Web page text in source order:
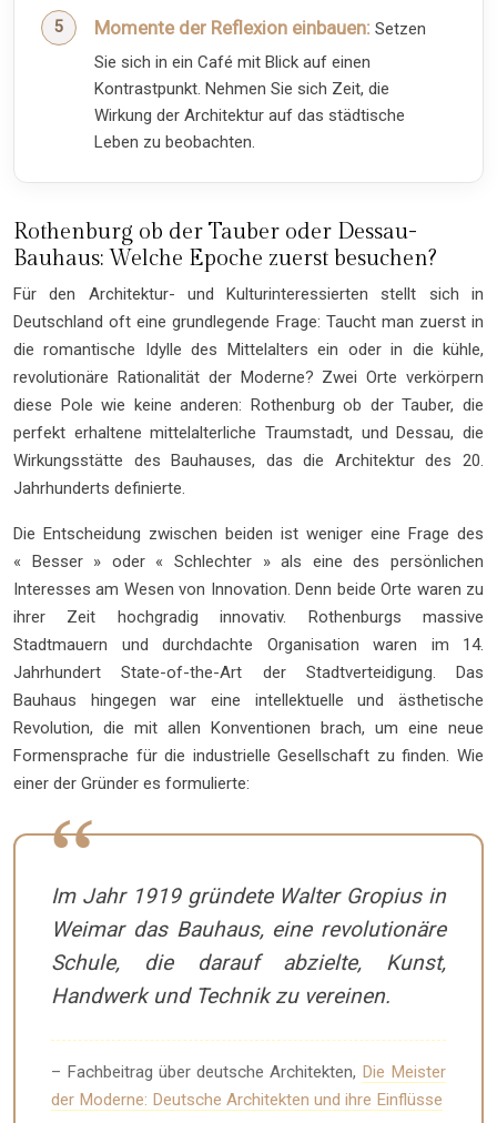
Momente der Reflexion einbauen: Setzen
Sie sich in ein Café mit Blick auf einen
Kontrastpunkt. Nehmen Sie sich Zeit, die
Wirkung der Architektur auf das städtische
Leben zu beobachten.
Rothenburg ob der Tauber oder Dessau-
Bauhaus: Welche Epoche zuerst besuchen?
Für den Architektur- und Kulturinteressierten stellt sich in
Deutschland oft eine grundlegende Frage: Taucht man zuerst in
die romantische Idylle des Mittelalters ein oder in die kühle,
revolutionäre Rationalität der Moderne? Zwei Orte verkörpern
diese Pole wie keine anderen: Rothenburg ob der Tauber, die
perfekt erhaltene mittelalterliche Traumstadt, und Dessau, die
Wirkungsstätte des Bauhauses, das die Architektur des 20.
Jahrhunderts definierte.
Die Entscheidung zwischen beiden ist weniger eine Frage des
« Besser » oder « Schlechter » als eine des persönlichen
Interesses am Wesen von Innovation. Denn beide Orte waren zu
ihrer Zeit hochgradig innovativ. Rothenburgs massive
Stadtmauern und durchdachte Organisation waren im 14.
Jahrhundert State-of-the-Art der Stadtverteidigung. Das
Bauhaus hingegen war eine intellektuelle und ästhetische
Revolution, die mit allen Konventionen brach, um eine neue
Formensprache für die industrielle Gesellschaft zu finden. Wie
einer der Gründer es formulierte:
Im Jahr 1919 gründete Walter Gropius in
Weimar das Bauhaus, eine revolutionäre
Schule, die darauf abzielte, Kunst,
Handwerk und Technik zu vereinen.
– Fachbeitrag über deutsche Architekten, Die Meister
der Moderne: Deutsche Architekten und ihre Einflüsse